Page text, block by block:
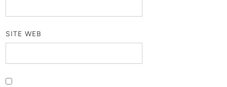
SITE WEB